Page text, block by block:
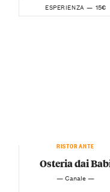
ESPERIENZA — 15€
RISTORANTE
Osteria dai
— Canale —